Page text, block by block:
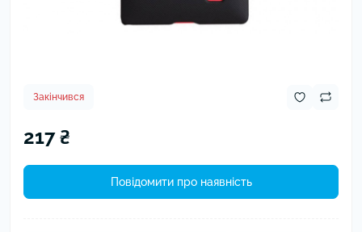
Закінчився
217 ₴
Повідомити про наявність